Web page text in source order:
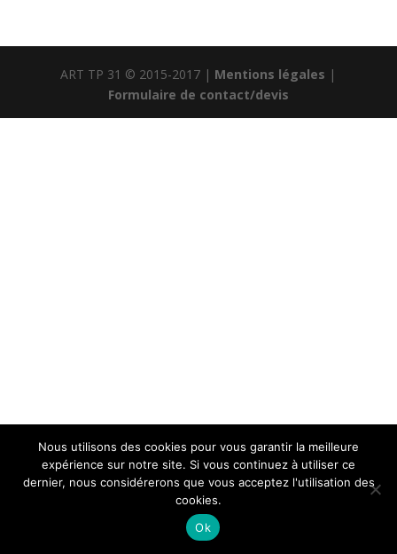
ART TP 31 © 2015-2017 | Mentions légales |
Formulaire de contact/devis
Nous utilisons des cookies pour vous garantir la meilleure
expérience sur notre site. Si vous continuez à utiliser ce
dernier, nous considérerons que vous acceptez l'utilisation des
cookies.
Ok